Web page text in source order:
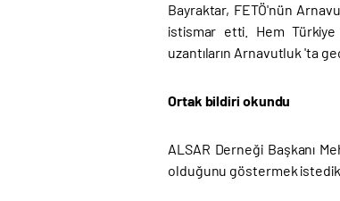
Bayraktar, FETÖ'nün
istismar etti. Hem
uzantıların Arnavutluk 'ta
Ortak bildiri okundu
ALSAR Derneği Başkanı
olduğunu göstermek